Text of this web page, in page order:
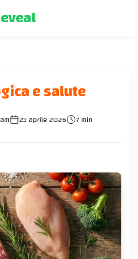
e salute
23 aprile 2026 7 min